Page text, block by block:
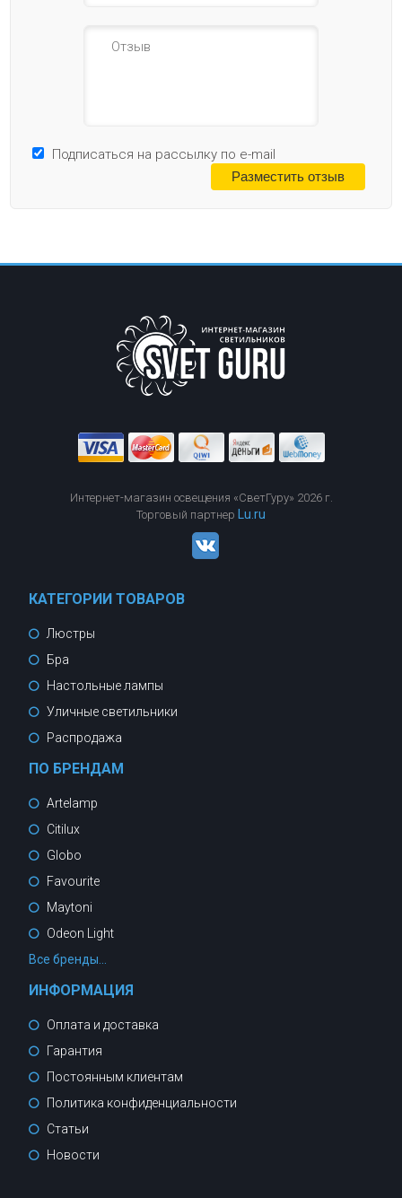
Подписаться на рассылку по e-mail
Интернет-магазин освещения «СветГуру» 2026 г.
Торговый партнер
Lu.ru
КАТЕГОРИИ ТОВАРОВ
Люстры
Бра
Настольные лампы
Уличные светильники
Распродажа
ПО БРЕНДАМ
Artelamp
Citilux
Globo
Favourite
Maytoni
Odeon Light
Все бренды...
ИНФОРМАЦИЯ
Оплата и доставка
Гарантия
Постоянным клиентам
Политика конфиденциальности
Статьи
Новости